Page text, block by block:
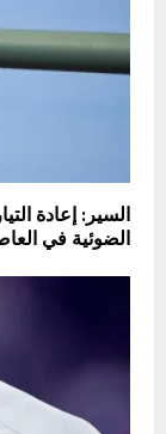
السير: إعادة
الضوئية في